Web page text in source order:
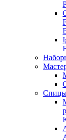
Спицы